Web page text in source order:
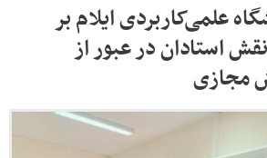
علمی‌کاربردی ایلام بر
استادان در عبور از
مجازی